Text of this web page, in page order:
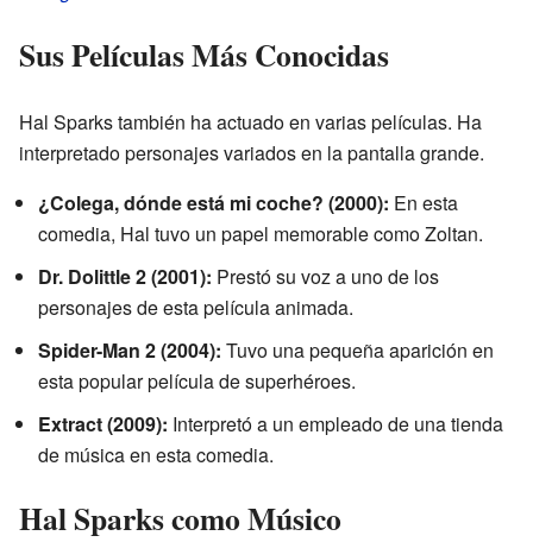
Sus Películas Más Conocidas
Hal Sparks también ha actuado en varias películas. Ha
interpretado personajes variados en la pantalla grande.
¿Colega, dónde está mi coche? (2000): En esta
comedia, Hal tuvo un papel memorable como Zoltan.
Dr. Dolittle 2 (2001): Prestó su voz a uno de los
personajes de esta película animada.
Spider-Man 2 (2004): Tuvo una pequeña aparición en
esta popular película de superhéroes.
Extract (2009): Interpretó a un empleado de una tienda
de música en esta comedia.
Hal Sparks como Músico